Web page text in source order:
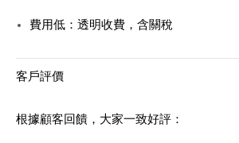
費用低：透明收費，含關稅
客戶評價
根據顧客回饋，大家一致好評：